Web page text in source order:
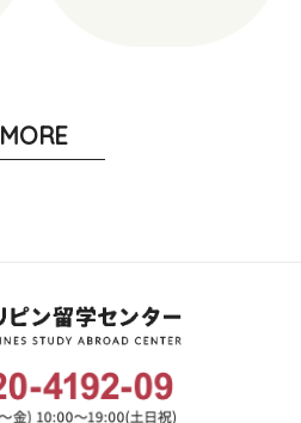
MORE